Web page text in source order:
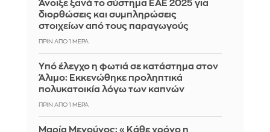
Άνοιξε ξανά το σύστημα ΕΑΕ 2025 για
διορθώσεις και συμπληρώσεις
στοιχείων από τους παραγωγούς
ΠΡΙΝ ΑΠΌ 1 ΜΈΡΑ
Yπό έλεγχο η φωτιά σε κατάστημα στον
Άλιμο: Εκκενώθηκε προληπτικά
πολυκατοικία λόγω των καπνών
ΠΡΙΝ ΑΠΌ 1 ΜΈΡΑ
Μαρία Μενούνος: «Κάθε χρόνο η